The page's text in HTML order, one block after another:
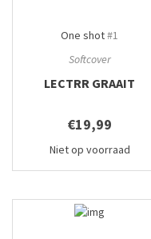
One shot#1
Softcover
LECTRR GRAAIT
€19,99
Niet op voorraad